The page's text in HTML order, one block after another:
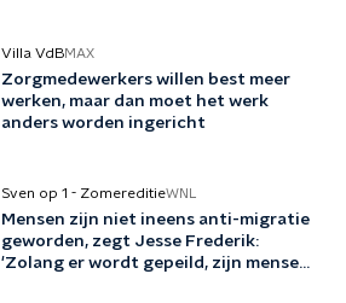
Villa VdBMAX
Zorgmedewerkers willen best meer
werken, maar dan moet het werk
anders worden ingericht
Sven op 1 - ZomereditieWNL
Mensen zijn niet ineens anti-migratie
geworden, zegt Jesse Frederik:
'Zolang er wordt gepeild, zijn mensen